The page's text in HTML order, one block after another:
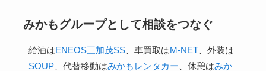
みかもグループとして相談をつなぐ
給油はENEOS三加茂SS 、車買取はM-NET 、外装は
SOUP 、代替移動はみかもレンタカー 、休憩はみか